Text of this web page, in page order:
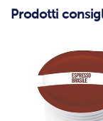
Prodotti